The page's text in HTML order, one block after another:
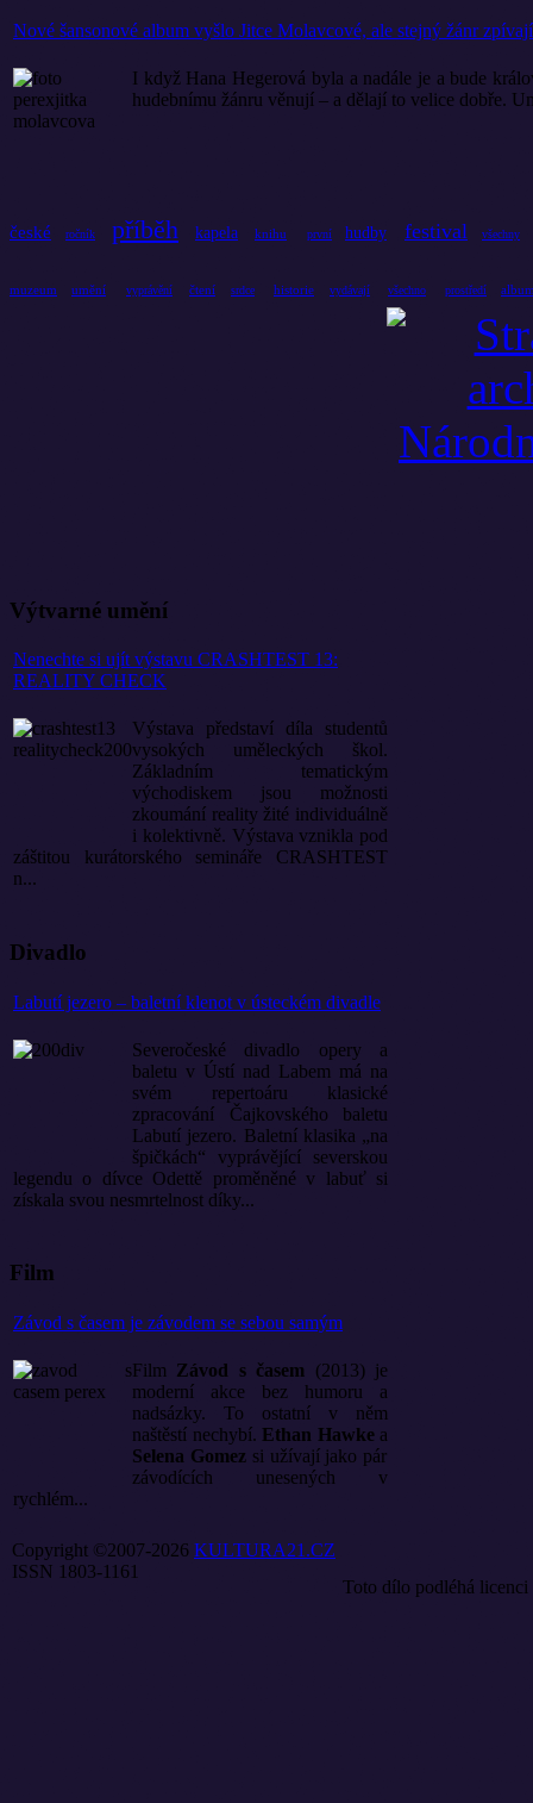
Nové šansonové album vyšlo Jitce Molavcové, ale stejný žánr
I když Hana Hegerová byla a nadále je a bude
hudebnímu žánru věnují – a dělají to velice dobře.
české ročník příběh kapela knihu první hudby festival všechny
muzeum umění vyprávění čtení srdce historie vydávají všechno prostředí
Výtvarné umění
Nenechte si ujít výstavu CRASHTEST 13:
REALITY CHECK
Výstava představí díla studentů
vysokých uměleckých škol.
Základním tematickým
východiskem jsou možnosti
zkoumání reality žité individuálně
i kolektivně. Výstava vznikla pod
záštitou kurátorského semináře CRASHTEST
n...
Divadlo
Labutí jezero – baletní klenot v ústeckém divadle
Severočeské divadlo opery a
baletu v Ústí nad Labem má na
svém repertoáru klasické
zpracování Čajkovského baletu
Labutí jezero. Baletní klasika „na
špičkách“ vyprávějící severskou
legendu o dívce Odettě proměněné v labuť si
získala svou nesmrtelnost díky...
Film
Závod s časem je závodem se sebou samým
Film Závod s časem (2013) je
moderní akce bez humoru a
nadsázky. To ostatní v něm
naštěstí nechybí. Ethan Hawke a
Selena Gomezsi užívají jako pár
závodících unesených v
rychlém...
Copyright ©2007-2026 KULTURA21.CZ
ISSN 1803-1161
Toto dílo podléhá licenci